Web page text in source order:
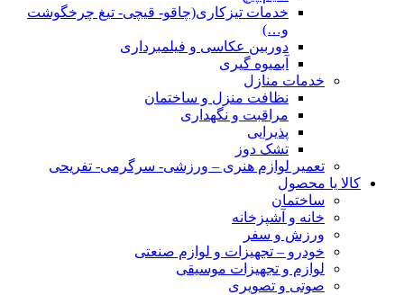
خدمات تیزکاری(چاقو- قیچی- تیغ چرخگوشت
و…)
دوربین عکاسی و فیلمبرداری
آبمیوه گیری
خدمات منازل
نظافت منزل و ساختمان
مراقبت و نگهداری
پذیرایی
تشک دوز
تعمیر لوازم هنری – ورزشی- سرگرمی- تفریحی
کالا یا محصول
ساختمان
خانه و آشپزخانه
ورزش و سفر
خودرو – تجهیزات و لوازم صنعتی
لوازم و تجهیزات موسیقی
صوتی و تصویری